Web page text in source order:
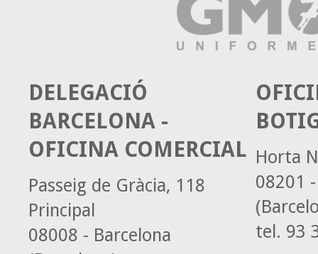
Horta
08201
tel. 93
DELEGACIÓ
BARCELONA -
OFICINA COMERCIAL
Passeig de Gràcia, 118
Principal
08008 - Barcelona